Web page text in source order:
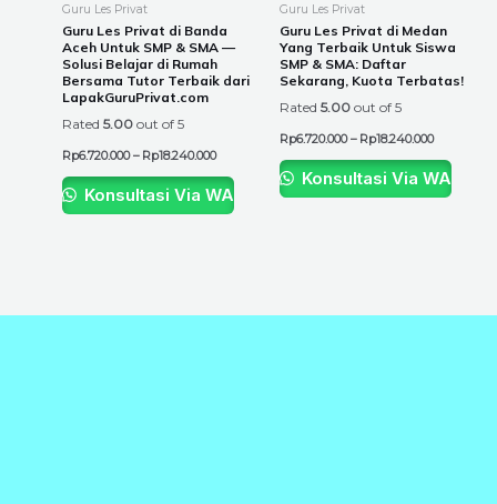
Guru Les Privat
Guru Les Privat di Banda
Aceh Untuk SMP & SMA —
Solusi Belajar di Rumah
Bersama Tutor Terbaik dari
LapakGuruPrivat.com
Rated 5.00 out of 5
Rp6.720.000 – Rp18.240.000
chosen
on
the
Konsultasi Via WA
Guru Les Privat
Guru Les Privat di Medan
Yang Terbaik Untuk Siswa
SMP & SMA: Daftar
Sekarang, Kuota Terbatas!
Rated 5.00 out of 5
Rp6.720.000 – Rp18.240.000
chosen
on
the
Konsultasi Via WA